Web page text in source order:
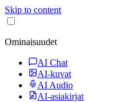
Skip to content
Ominaisuudet
AI Chat
AI-kuvat
AI Audio
AI-asiakirjat